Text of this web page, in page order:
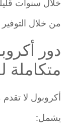
خلال سنوات
من خلال التوفير
دور
متكاملة
أكروبول لا تقدم
يشمل: